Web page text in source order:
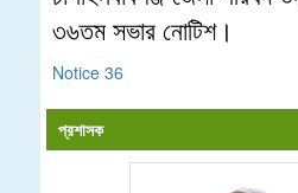
৩৬তম সভার নোটিশ।
Notice 36
প্রশাসক